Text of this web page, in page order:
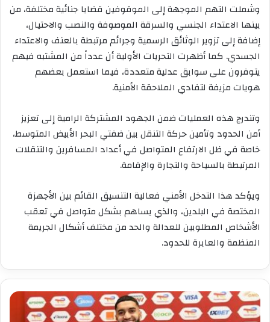
وشملت التهم الموجهة إلى الموقوفين قضايا جنائية مختلفة، من
بينها الاعتداء الجنسي والسرقة الموصوفة والنصب والاحتيال،
إضافة إلى تزوير الوثائق الرسمية وجرائم مرتبطة بالعنف والاعتداء
الجسدي. كما أظهرت التحريات الأولية أن عدداً من المشتبه فيهم
يتوفرون على سوابق عدلية متعددة، فيما استعمل بعضهم
هويات مزيفة لتفادي الملاحقة الأمنية.
وتندرج هذه العمليات ضمن الجهود المشتركة الرامية إلى تعزيز
أمن الحدود وتأمين حركة التنقل بين ضفتي البحر الأبيض المتوسط،
خاصة في ظل الارتفاع المتواصل في أعداد المسافرين والتنقلات
المرتبطة بالسياحة والتجارة والإقامة.
ويؤكد هذا التدخل الأمني فعالية التنسيق القائم بين الأجهزة
المختصة في البلدين، والذي يساهم بشكل متواصل في تعقب
الأشخاص المطلوبين للعدالة والحد من مختلف أشكال الجريمة
المنظمة والعابرة للحدود.
الصيباري
على